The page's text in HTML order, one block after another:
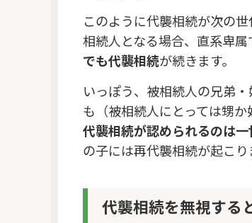
このように代襲相続が次の
相続人となる場合、直系卑属
でも代襲相続が続きます。
いっぽう、被相続人の兄弟
も（被相続人にとっては甥
代襲相続が認められるのは一
の子には再代襲相続が起こり
代襲相続を無視する